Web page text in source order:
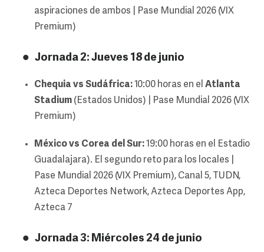
aspiraciones de ambos | Pase Mundial 2026 (VIX
Premium)
Jornada 2: Jueves 18 de junio
Chequia vs Sudáfrica:10:00 horas en el Atlanta
Stadium (Estados Unidos) | Pase Mundial 2026 (VIX
Premium)
México vs Corea del Sur:19:00 horas en el Estadio
Guadalajara). El segundo reto para los locales |
Pase Mundial 2026 (VIX Premium), Canal 5, TUDN,
Azteca Deportes Network, Azteca Deportes App,
Azteca 7
Jornada 3: Miércoles 24 de junio